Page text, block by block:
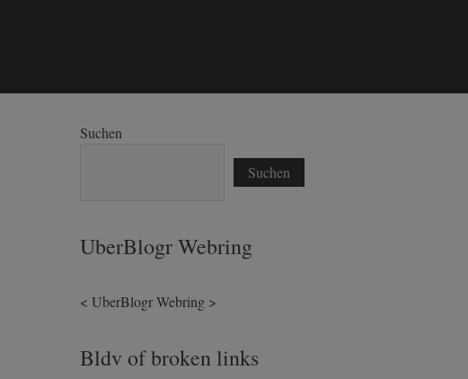
Suchen
Suchen
UberBlogr Webring
< UberBlogr Webring >
Bldv of broken links